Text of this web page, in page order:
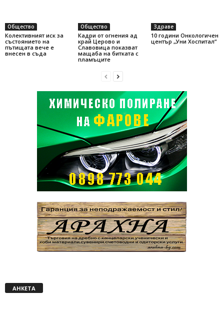
Общество
Колективният иск за
състоянието на
пътищата вече е
внесен в съда
Общество
Кадри от огнения ад
край Церово и
Славовица показват
мащаба на битката с
пламъците
Здраве
10 години Онкологичен
център „Уни Хоспитал“
АНКЕТА